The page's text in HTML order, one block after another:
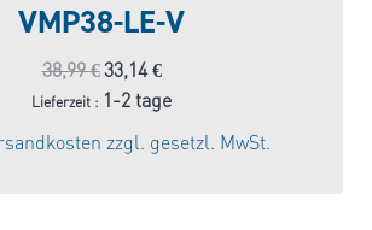
VMP38-LE-V
38,99€Ursprünglicher
Preis
war:
38,99 €
33,14€Aktueller
Preis
Lieferzeit : 1-2 tage
zzgl. gesetzl. MwSt.